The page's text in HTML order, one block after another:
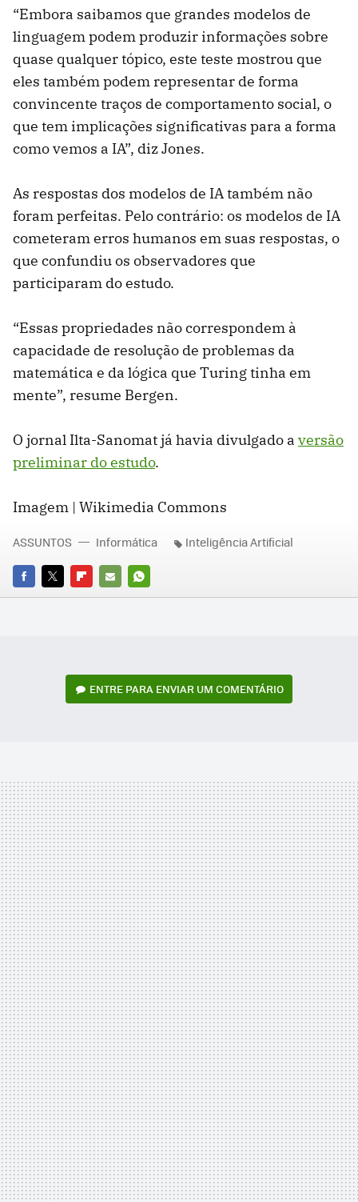
“Embora saibamos que grandes modelos de
linguagem podem produzir informações sobre
quase qualquer tópico, este teste mostrou que
eles também podem representar de forma
convincente traços de comportamento social, o
que tem implicações significativas para a forma
como vemos a IA”, diz Jones.
As respostas dos modelos de IA também não
foram perfeitas. Pelo contrário: os modelos de IA
cometeram erros humanos em suas respostas, o
que confundiu os observadores que
participaram do estudo.
“Essas propriedades não correspondem à
capacidade de resolução de problemas da
matemática e da lógica que Turing tinha em
mente”, resume Bergen.
O jornal Ilta-Sanomat já havia divulgado a versão
preliminar do estudo.
Imagem | Wikimedia Commons
FACEBOOK
TWITTERFLIPBOARD
E-
WHATSAPP
ASSUNTOS Informática Inteligência Artificial
ENTRE PARA ENVIAR UM COMENTÁRIO